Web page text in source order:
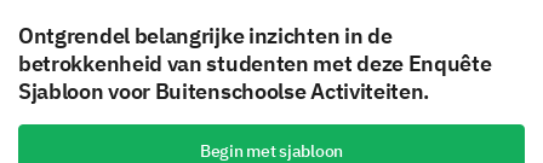
Ontgrendel belangrijke inzichten in de
betrokkenheid van studenten met deze Enquête
Sjabloon voor Buitenschoolse Activiteiten.
Begin met sjabloon